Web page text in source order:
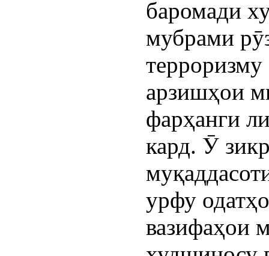
баромади
мубрами
арзишҳои
фарҳанги
кард. Ӯ
урфу
вазифаҳои